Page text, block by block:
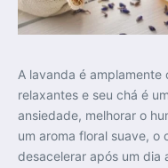
A lavanda é
relaxantes e seu chá é
ansiedade, melhorar o
um aroma floral suave, o
desacelerar após um dia